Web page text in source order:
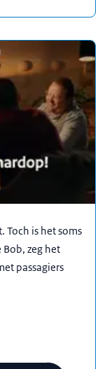
Toch is het soms
zeg het
passagiers